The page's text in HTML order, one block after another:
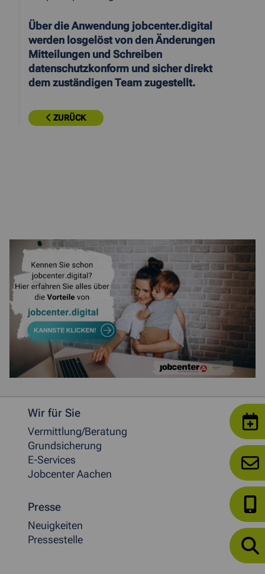
Über die Anwendung jobcenter.digital
werden losgelöst von den Änderungen
Mitteilungen und Schreiben
datenschutzkonform und sicher direkt
dem zuständigen Team zugestellt.
ZURÜCK
Weitere allgemeine Informationen
Wir für Sie
Vermittlung/Beratung
Grundsicherung
E-Services
Jobcenter Aachen
Presse
Neuigkeiten
Pressestelle